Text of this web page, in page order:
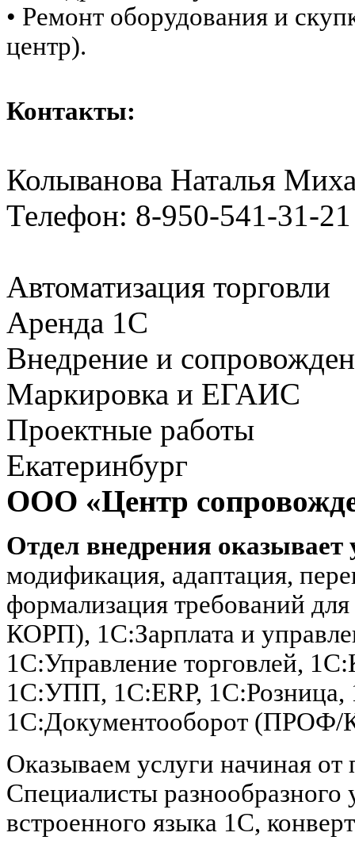
• Ремонт оборудования и
центр).
Контакты:
Колыванова Наталья
Телефон: 8-950-541-31-21
Автоматизация торговли
Аренда 1С
Внедрение и
Маркировка и ЕГАИС
Проектные работы
Екатеринбург
ООО «Центр
Отдел внедрения оказывает
модификация, адаптация,
формализация требований
КОРП), 1С:Зарплата и
1С:Управление торговлей,
1С:УПП, 1C:ERP,
1С:Документооборот
Оказываем услуги начиная
Специалисты
встроенного языка 1С,